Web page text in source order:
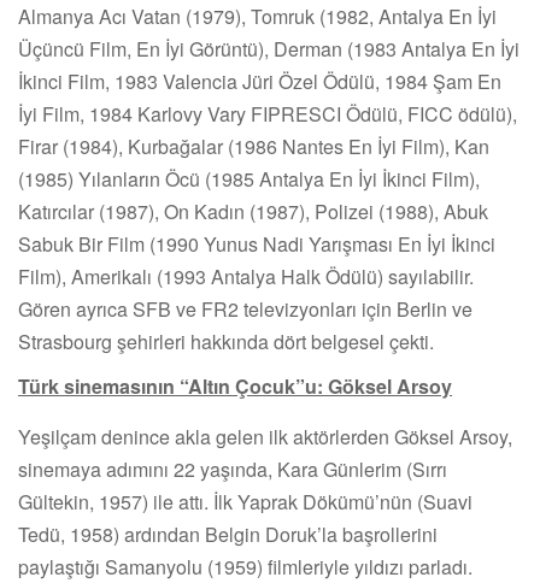
Almanya Acı Vatan (1979), Tomruk (1982, Antalya En İyi
Üçüncü Film, En İyi Görüntü), Derman (1983 Antalya En İyi
İkinci Film, 1983 Valencia Jüri Özel Ödülü, 1984 Şam En
İyi Film, 1984 Karlovy Vary FIPRESCI Ödülü, FICC ödülü),
Firar (1984), Kurbağalar (1986 Nantes En İyi Film), Kan
(1985) Yılanların Öcü (1985 Antalya En İyi İkinci Film),
Katırcılar (1987), On Kadın (1987), Polizei (1988), Abuk
Sabuk Bir Film (1990 Yunus Nadi Yarışması En İyi İkinci
Film), Amerikalı (1993 Antalya Halk Ödülü) sayılabilir.
Gören ayrıca SFB ve FR2 televizyonları için Berlin ve
Strasbourg şehirleri hakkında dört belgesel çekti.
Türk sinemasının “Altın Çocuk”u: Göksel Arsoy
Yeşilçam denince akla gelen ilk aktörlerden Göksel Arsoy,
sinemaya adımını 22 yaşında, Kara Günlerim (Sırrı
Gültekin, 1957) ile attı. İlk Yaprak Dökümü’nün (Suavi
Tedü, 1958) ardından Belgin Doruk’la başrollerini
paylaştığı Samanyolu (1959) filmleriyle yıldızı parladı.